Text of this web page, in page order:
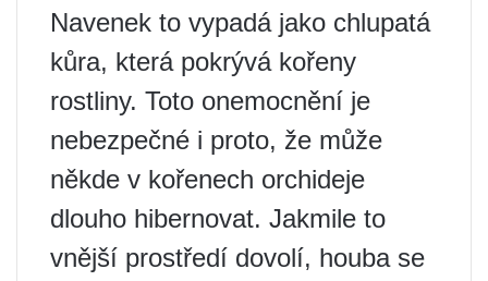
Navenek to vypadá jako chlupatá
kůra, která pokrývá kořeny
rostliny. Toto onemocnění je
nebezpečné i proto, že může
někde v kořenech orchideje
dlouho hibernovat. Jakmile to
vnější prostředí dovolí, houba se